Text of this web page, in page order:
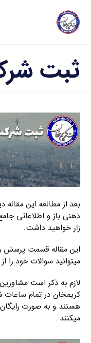
ثبت
بعد از مطالعه این مقاله
ذهنی باز و اطلاعاتی
زار خواهید داشت.
این مقاله قسمت پرسش و
میتوانید سوالات خود
لازم به ذکر است
کریمخان در تمام ساعات
هستند و به صورت
میکنند .